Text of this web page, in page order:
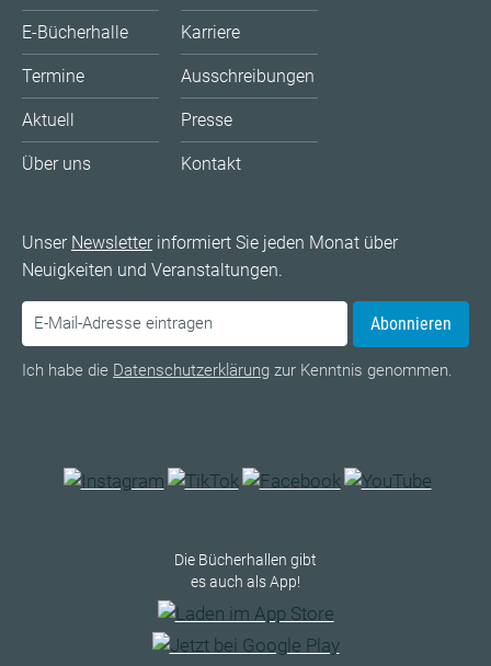
E-Bücherhalle
Termine
Aktuell
Über uns
Karriere
Ausschreibungen
Presse
Kontakt
Unser Newsletterinformiert Sie jeden Monat über
Neuigkeiten und Veranstaltungen.
Abonnieren
Ich habe die Datenschutzerklärung zur Kenntnis genommen.
Die Bücherhallen gibt
es auch als App!